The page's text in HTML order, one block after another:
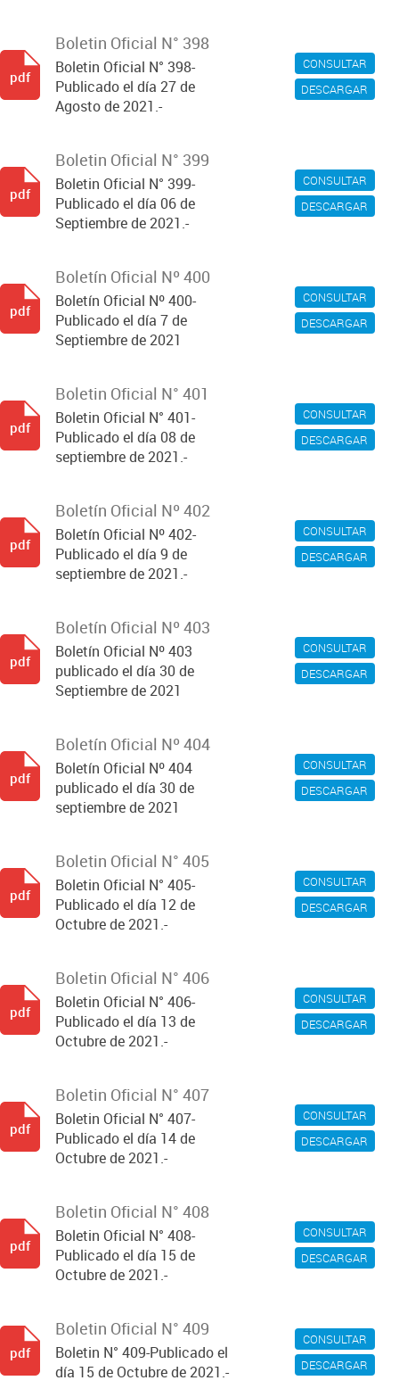
CONSULTAR
DESCARGAR
Boletin Oficial N° 398
Boletin Oficial N° 398-
Publicado el día 27 de
Agosto de 2021.-
pdf
CONSULTAR
DESCARGAR
Boletin Oficial N° 399
Boletin Oficial N° 399-
Publicado el día 06 de
Septiembre de 2021.-
pdf
CONSULTAR
DESCARGAR
Boletín Oficial Nº 400
Boletín Oficial Nº 400-
Publicado el día 7 de
Septiembre de 2021
pdf
CONSULTAR
DESCARGAR
Boletin Oficial N° 401
Boletin Oficial N° 401-
Publicado el día 08 de
septiembre de 2021.-
pdf
CONSULTAR
DESCARGAR
Boletín Oficial Nº 402
Boletín Oficial Nº 402-
Publicado el día 9 de
septiembre de 2021.-
pdf
CONSULTAR
DESCARGAR
Boletín Oficial Nº 403
Boletín Oficial Nº 403
publicado el día 30 de
Septiembre de 2021
pdf
CONSULTAR
DESCARGAR
Boletín Oficial Nº 404
Boletín Oficial Nº 404
publicado el día 30 de
septiembre de 2021
pdf
CONSULTAR
DESCARGAR
Boletin Oficial N° 405
Boletin Oficial N° 405-
Publicado el día 12 de
Octubre de 2021.-
pdf
CONSULTAR
DESCARGAR
Boletin Oficial N° 406
Boletin Oficial N° 406-
Publicado el día 13 de
Octubre de 2021.-
pdf
CONSULTAR
DESCARGAR
Boletin Oficial N° 407
Boletin Oficial N° 407-
Publicado el día 14 de
Octubre de 2021.-
pdf
CONSULTAR
DESCARGAR
Boletin Oficial N° 408
Boletin Oficial N° 408-
Publicado el día 15 de
Octubre de 2021.-
pdf
CONSULTAR
DESCARGAR
Boletin Oficial N° 409
Boletin N° 409-Publicado el
día 15 de Octubre de 2021.-
pdf